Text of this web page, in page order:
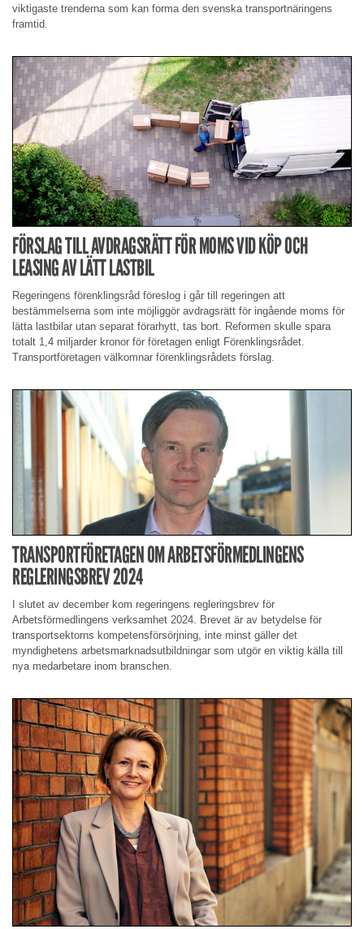
viktigaste trenderna som kan forma den svenska transportnäringens
framtid.
FÖRSLAG TILL AVDRAGSRÄTT FÖR MOMS VID KÖP OCH
LEASING AV LÄTT LASTBIL
Regeringens förenklingsråd föreslog i går till regeringen att
bestämmelserna som inte möjliggör avdragsrätt för ingående moms för
lätta lastbilar utan separat förarhytt, tas bort. Reformen skulle spara
totalt 1,4 miljarder kronor för företagen enligt Förenklingsrådet.
Transportföretagen välkomnar förenklingsrådets förslag.
TRANSPORTFÖRETAGEN OM ARBETSFÖRMEDLINGENS
REGLERINGSBREV 2024
I slutet av december kom regeringens regleringsbrev för
Arbetsförmedlingens verksamhet 2024. Brevet är av betydelse för
transportsektorns kompetensförsörjning, inte minst gäller det
myndighetens arbetsmarknadsutbildningar som utgör en viktig källa till
nya medarbetare inom branschen.